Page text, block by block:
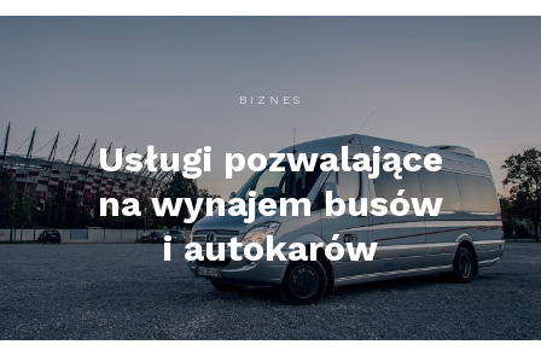
BIZNES
Usługi pozwalające
na wynajem busów
i autokarów